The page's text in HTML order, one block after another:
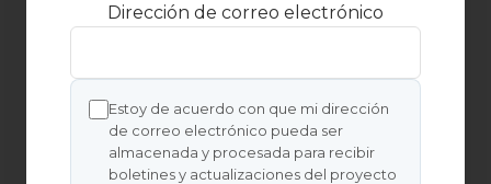
Dirección de correo electrónico
Estoy de acuerdo con que mi dirección
de correo electrónico pueda ser
almacenada y procesada para recibir
boletines y actualizaciones del proyecto